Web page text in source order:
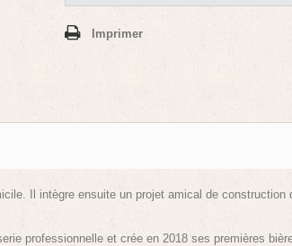
Imprimer
Il intègre ensuite un projet amical de construction
professionnelle et crée en 2018 ses premières